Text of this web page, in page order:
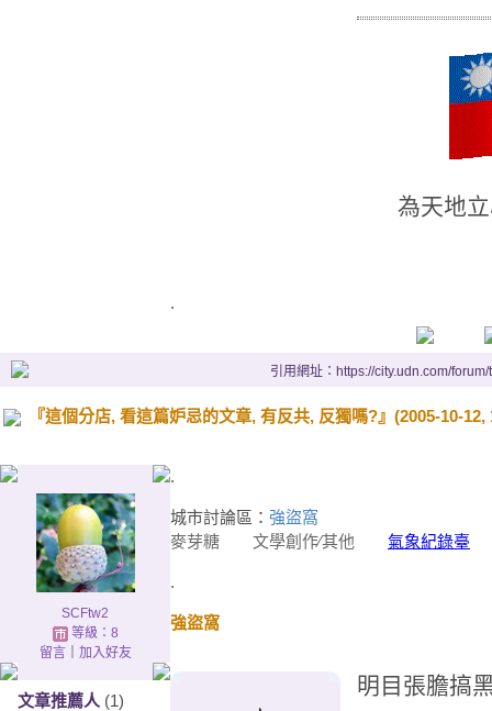
為天地
.
引用網址：https://city.udn.com/
『這個分店, 看這篇妒忌的文章, 有反共, 反獨嗎?』(2005-10-12,
SCFtw2
等級：8
留言｜ 加入好友
文章推薦人 (1)
.
城市討論區： 強盜窩
麥芽糖 文學創作∕其他 氣象紀錄臺
.
強盜窩
明目張膽搞